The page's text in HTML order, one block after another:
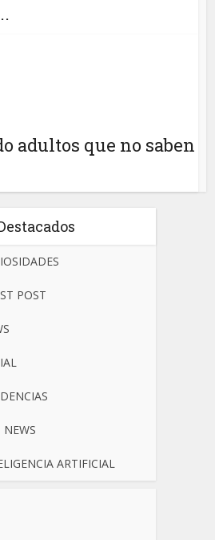
adultos que no saben
POST
ARTIFICIAL